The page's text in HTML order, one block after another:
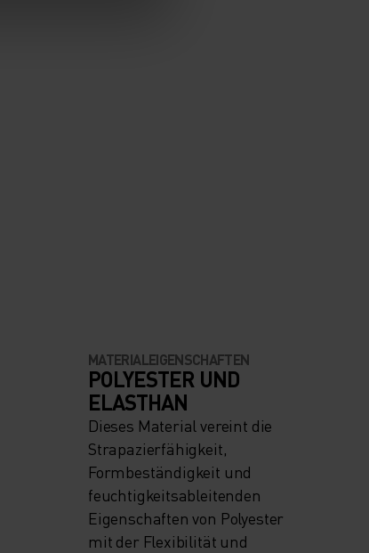
MATERIALEIGENSCHAFTEN
POLYESTER UND
ELASTHAN
Dieses Material vereint die
Strapazierfähigkeit,
Formbeständigkeit und
feuchtigkeitsableitenden
Eigenschaften von Polyester
mit der Flexibilität und